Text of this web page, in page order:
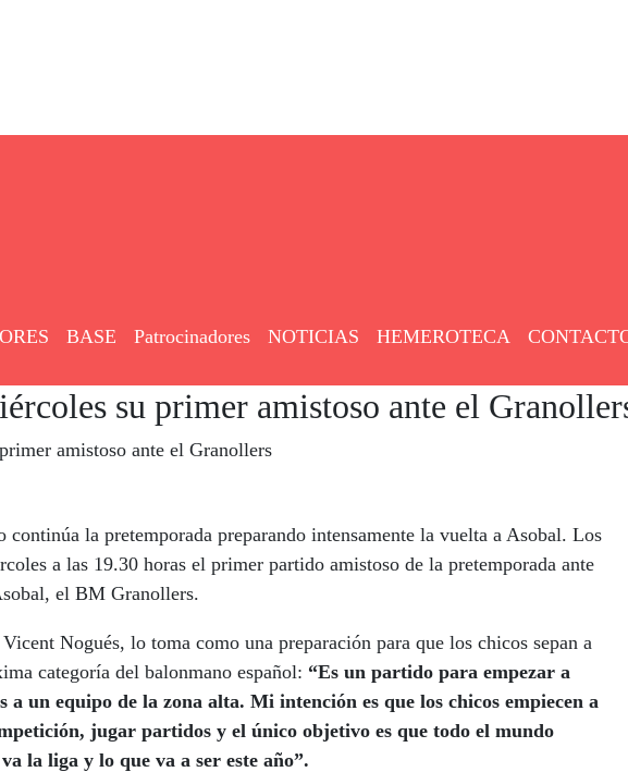
BASE Patrocinadores NOTICIAS HEMEROTECA
su primer amistoso ante el
amistoso ante el Granollers
la pretemporada preparando intensamente la vuelta a Asobal. Los
a las 19.30 horas el primer partido amistoso de la pretemporada ante
el BM Granollers.
Nogués, lo toma como una preparación para que los chicos sepan a
categoría del balonmano español: “Es un partido para empezar a
un equipo de la zona alta. Mi intención es que los chicos empiecen a
jugar partidos y el único objetivo es que todo el mundo
la liga y lo que va a ser este año”.